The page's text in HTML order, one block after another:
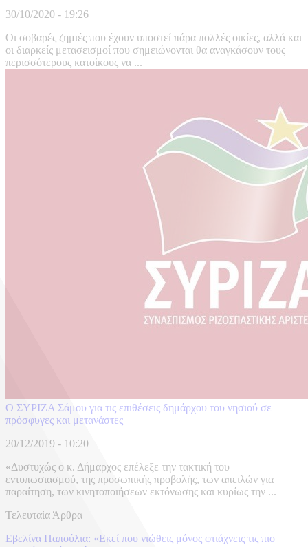
30/10/2020 - 19:26
Οι σοβαρές ζημιές που έχουν υποστεί πάρα πολλές οικίες, αλλά και
οι διαρκείς μετασεισμοί που σημειώνονται θα αναγκάσουν τους
περισσότερους κατοίκους να ...
Ο ΣΥΡΙΖΑ Σάμου για τις επιθέσεις δημάρχου του νησιού σε
πρόσφυγες και μετανάστες
20/12/2019 - 10:20
«Δυστυχώς ο κ. Δήμαρχος επέλεξε την τακτική του
εντυπωσιασμού, της προσωπικής προβολής, των απειλών για
παραίτηση, των κινητοποιήσεων εκτόνωσης και κυρίως την ...
Τελευταία Άρθρα
Εβελίνα Παπούλια: «Εκεί που νιώθεις μόνος φτιάχνεις τις πιο